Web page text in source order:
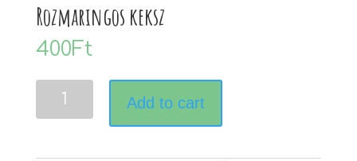
Rozmaringos keksz
400Ft
keksz
Add to cart